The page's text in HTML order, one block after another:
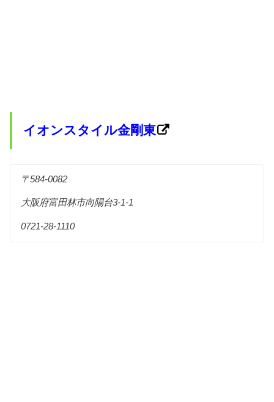
イオンスタイル金剛東
〒584-0082
大阪府富田林市向陽台3-1-1
0721-28-1110